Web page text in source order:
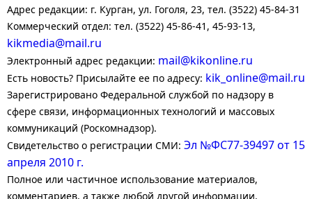
Адрес редакции: г. Курган, ул. Гоголя, 23, тел. (3522) 45-84-31
Коммерческий отдел: тел. (3522) 45-86-41, 45-93-13,
kikmedia@mail.ru
Электронный адрес редакции: mail@kikonline.ru
Есть новость? Присылайте ее по адресу: kik_online@mail.ru
Зарегистрировано Федеральной службой по надзору в
сфере связи, информационных технологий и массовых
коммуникаций (Роскомнадзор).
Свидетельство о регистрации СМИ: Эл №ФС77-39497 от 15
апреля 2010 г.
Полное или частичное использование материалов,
комментариев, а также любой другой информации,